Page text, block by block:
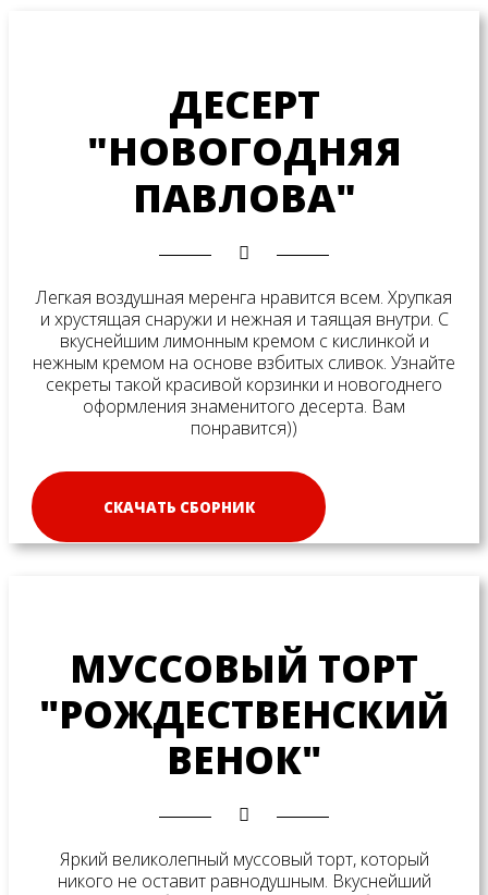
ДЕСЕРТ
"НОВОГОДНЯЯ
ПАВЛОВА"
Легкая воздушная меренга нравится всем. Хрупкая
и хрустящая снаружи и нежная и таящая внутри. С
вкуснейшим лимонным кремом с кислинкой и
нежным кремом на основе взбитых сливок. Узнайте
секреты такой красивой корзинки и новогоднего
оформления знаменитого десерта. Вам
понравится))
СКАЧАТЬ СБОРНИК
МУССОВЫЙ ТОРТ
"РОЖДЕСТВЕНСКИЙ
ВЕНОК"
Яркий великолепный муссовый торт, который
никого не оставит равнодушным. Вкуснейший